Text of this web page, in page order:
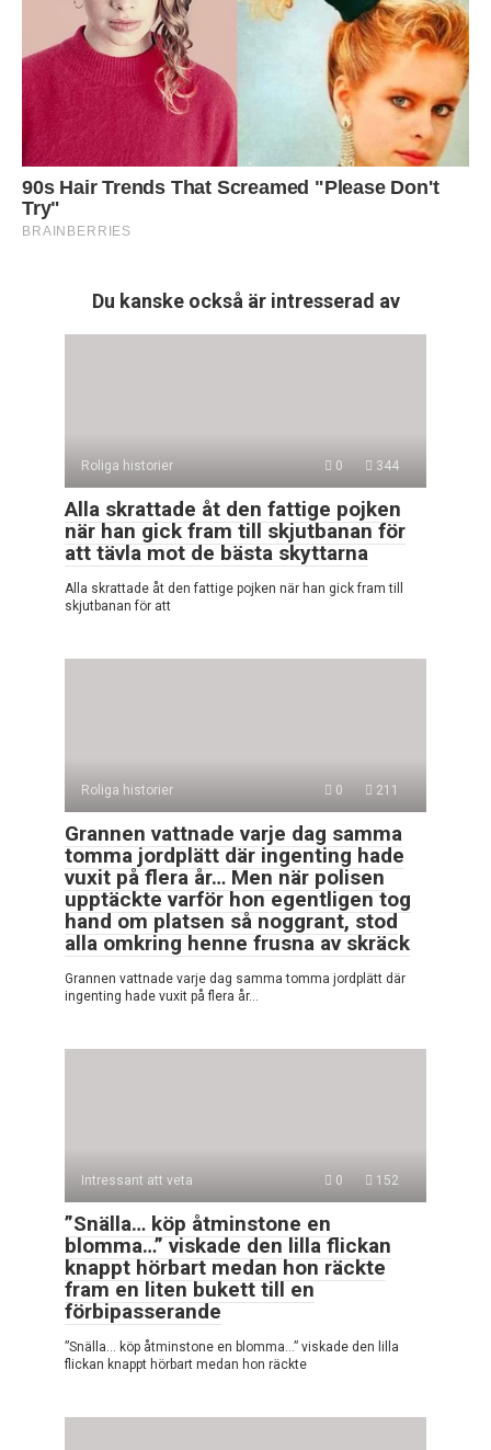
Du kanske också är intresserad av
Roliga historier 0 344
Alla skrattade åt den fattige pojken
när han gick fram till skjutbanan för
att tävla mot de bästa skyttarna
Alla skrattade åt den fattige pojken när han gick fram till
skjutbanan för att
Roliga historier 0 211
Grannen vattnade varje dag samma
tomma jordplätt där ingenting hade
vuxit på flera år… Men när polisen
upptäckte varför hon egentligen tog
hand om platsen så noggrant, stod
alla omkring henne frusna av skräck
Grannen vattnade varje dag samma tomma jordplätt där
ingenting hade vuxit på flera år…
Intressant att veta 0 152
”Snälla… köp åtminstone en
blomma…” viskade den lilla flickan
knappt hörbart medan hon räckte
fram en liten bukett till en
förbipasserande
”Snälla… köp åtminstone en blomma…” viskade den lilla
flickan knappt hörbart medan hon räckte